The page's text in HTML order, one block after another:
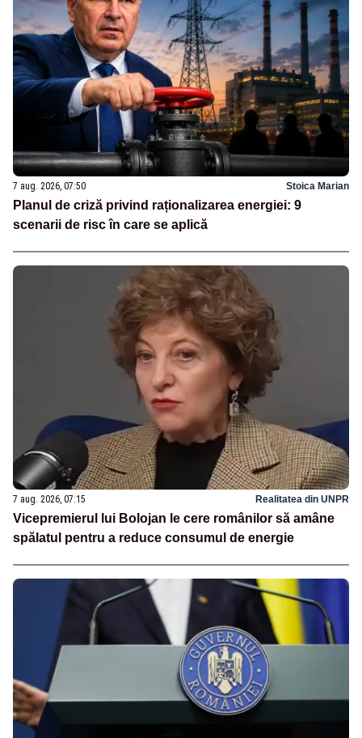
7 aug. 2026, 07:50 Stoica Marian
Planul de criză privind raționalizarea energiei: 9
scenarii de risc în care se aplică
7 aug. 2026, 07:15 Realitatea din UNPR
Vicepremierul lui Bolojan le cere românilor să amâne
spălatul pentru a reduce consumul de energie